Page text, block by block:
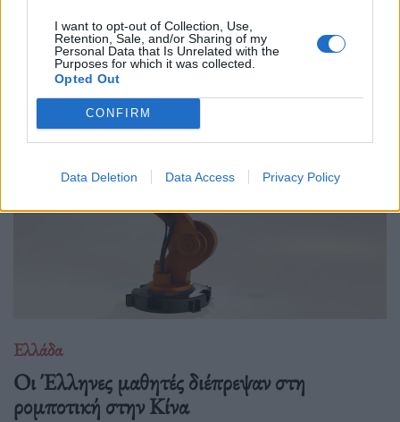
I want to opt-out of Collection, Use,
Retention, Sale, and/or Sharing of my
Personal Data that Is Unrelated with the
Purposes for which it was collected.
Opted Out
CONFIRM
Data Deletion Data Access Privacy Policy
υπάλληλοι, ταξιτζήδες και ναυτεργάτες συμμετέχουν στη
σημερινή πανελλαδική κινητοποίηση, που μπλοκάρει
μεταφορές και υπηρεσίες. Στο επίκεντρο των
Ελλάδα
Οι Έλληνες μαθητές διέπρεψαν στη
ρομποτική στην Κίνα